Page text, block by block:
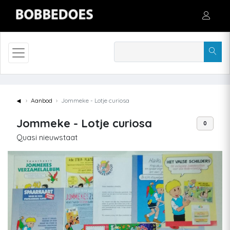
◄ Aanbod Jommeke - Lotje curiosa
Jommeke - Lotje curiosa
Quasi nieuwstaat
0